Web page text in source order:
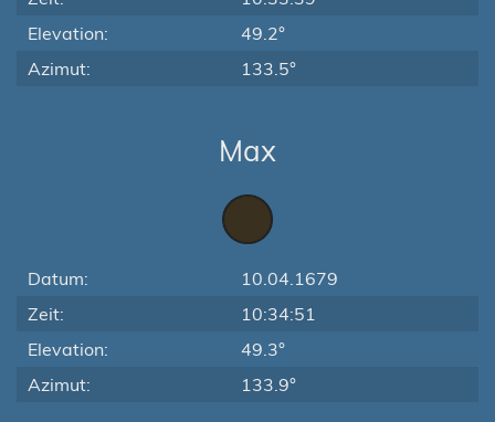
Elevation:
49.2°
Azimut:
133.5°
Max
Datum:
10.04.1679
Zeit:
10:34:51
Elevation:
49.3°
Azimut:
133.9°